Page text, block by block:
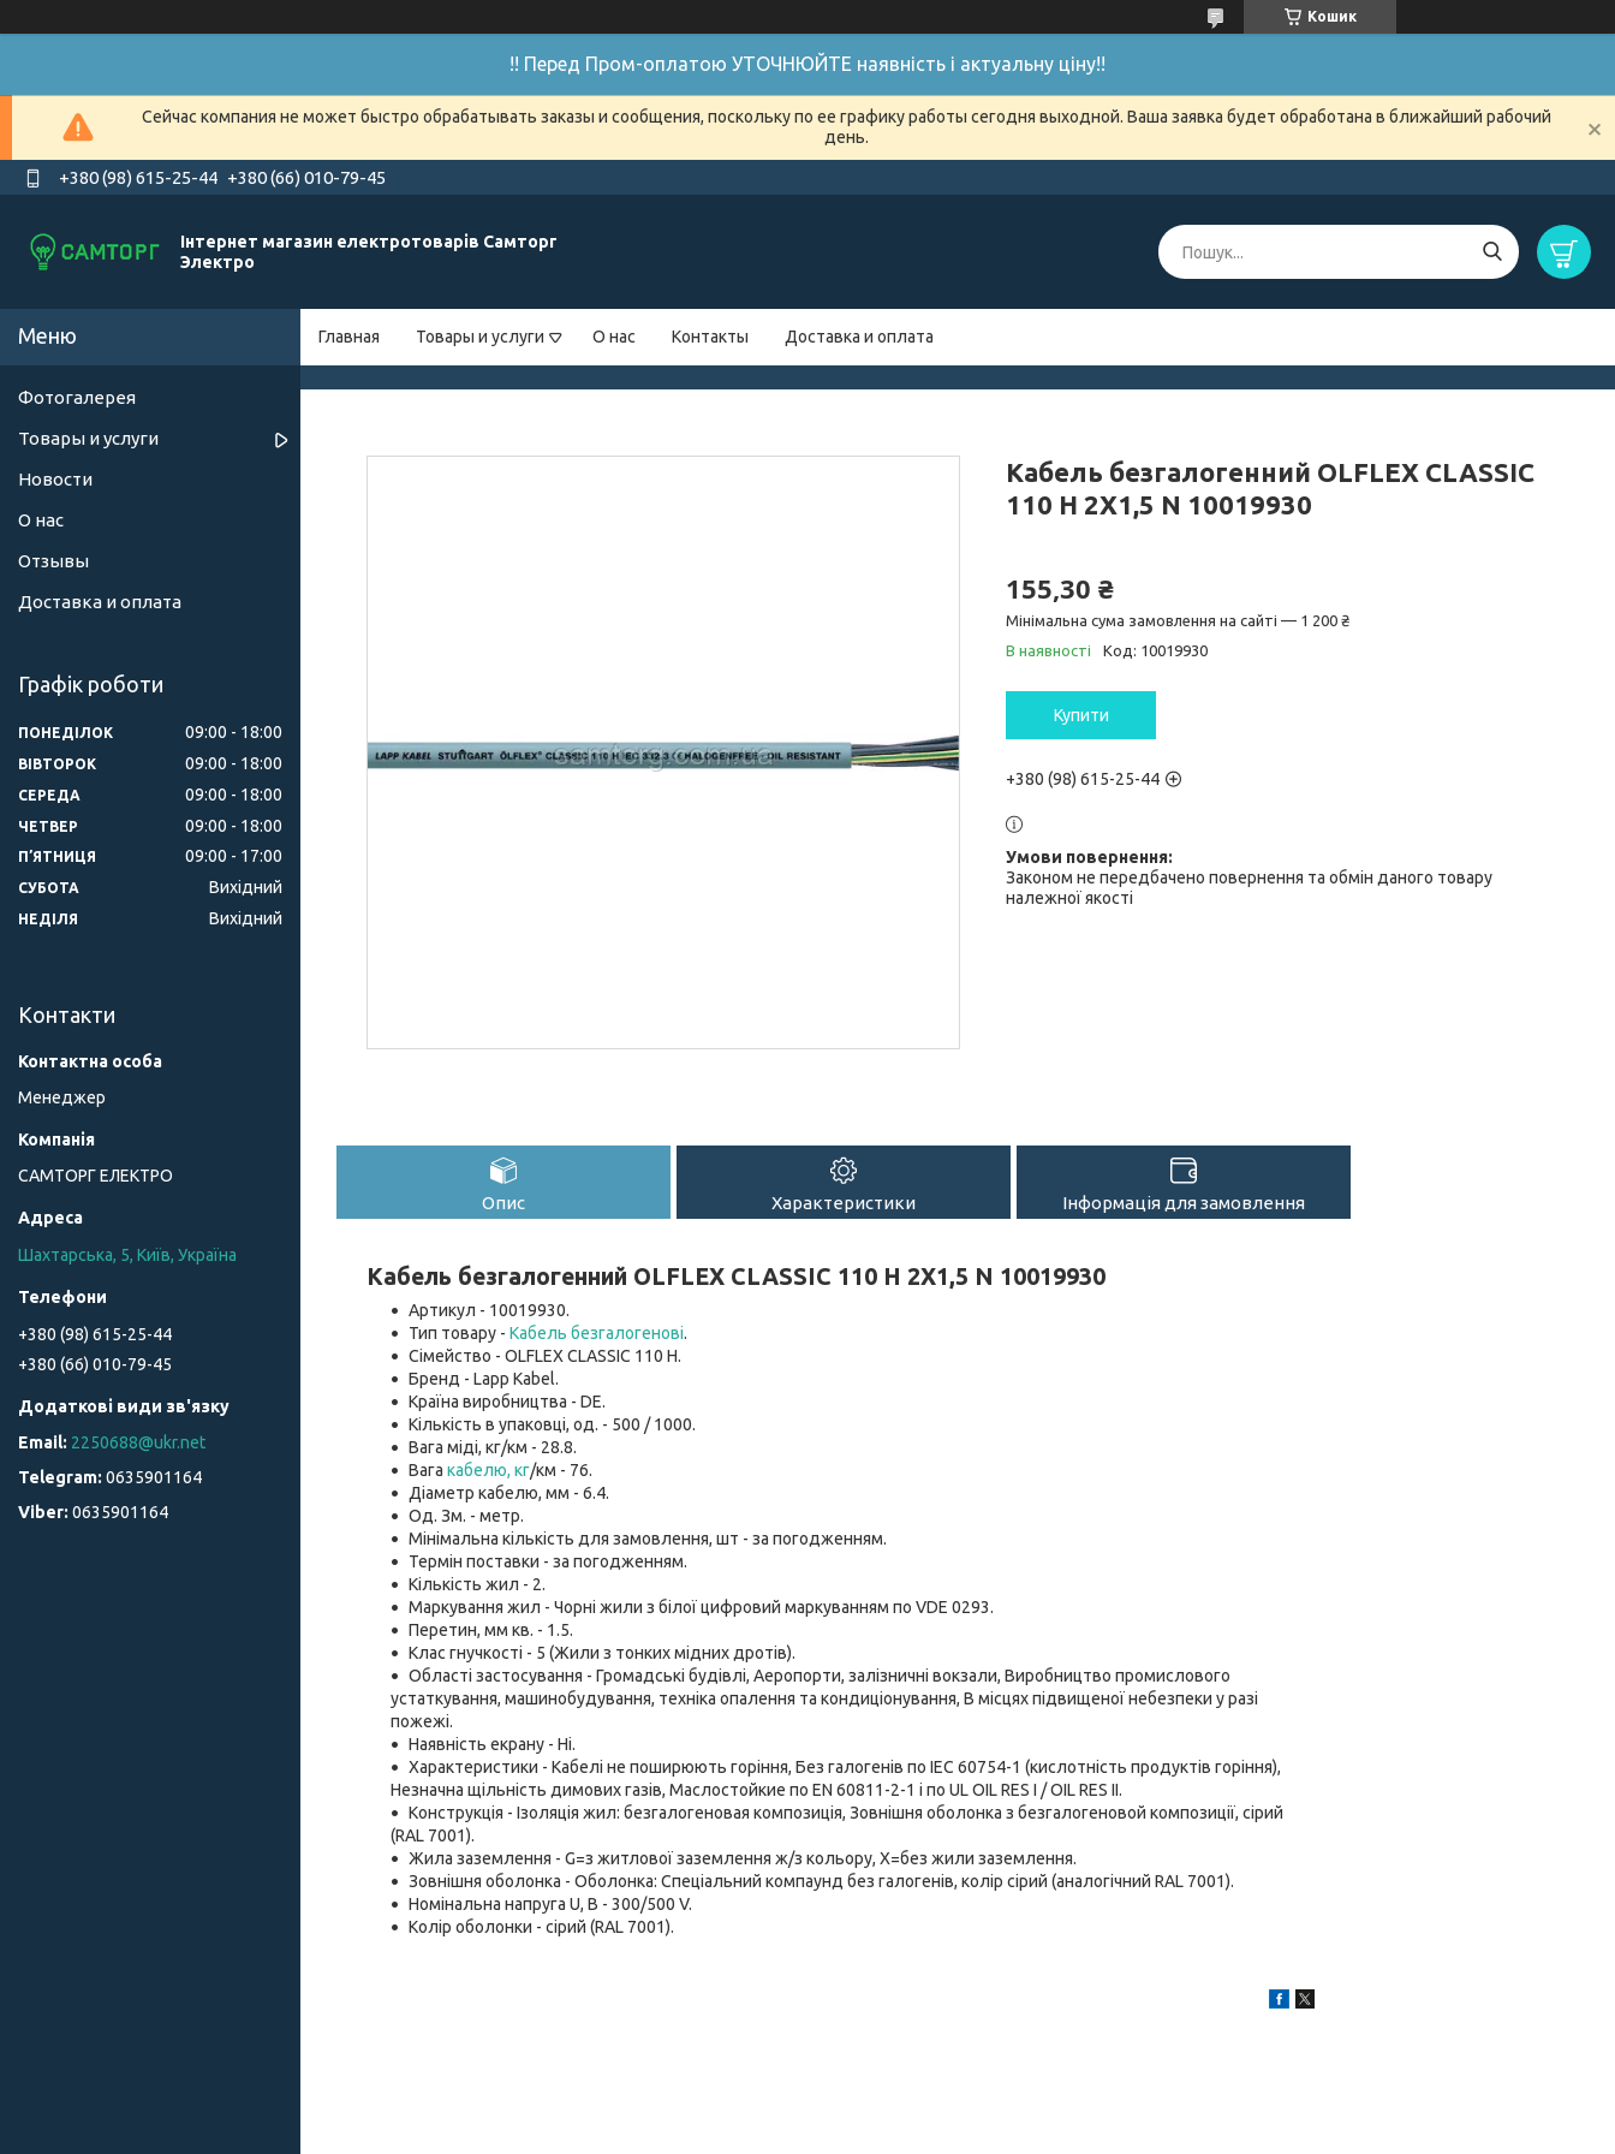
Кошик
!! Перед Пром-оплатою УТОЧНЮЙТЕ наявність і актуальну ціну!!
Сейчас компания не может быстро обрабатывать заказы и сообщения, поскольку по ее графику работы сегодня выходной. Ваша заявка будет обработана в ближайший рабочий
день.
+380 (98) 615-25-44 +380 (66) 010-79-45
Інтернет магазин електротоварів Самторг
Электро
Главная Товары и услуги О нас Контакты Доставка и оплата
Кабель безгалогенний OLFLEX CLASSIC
110 H 2X1,5 N 10019930
155,30 ₴
Мінімальна сума замовлення на сайті — 1 200 ₴
В наявності
Код: 10019930
Купити
+380 (98) 615-25-44
Законом не передбачено повернення та обмін даного товару
належної якості
Опис Характеристики Інформація для замовлення
Кабель безгалогенний OLFLEX CLASSIC 110 H 2X1,5 N 10019930
Артикул - 10019930.
Тип товару - Кабель безгалогенові.
Сімейство - OLFLEX CLASSIC 110 H.
Бренд - Lapp Kabel.
Країна виробництва - DE.
Кількість в упаковці, од. - 500 / 1000.
Вага міді, кг/км - 28.8.
Вага кабелю, кг/км - 76.
Діаметр кабелю, мм - 6.4.
Од. Зм. - метр.
Мінімальна кількість для замовлення, шт - за погодженням.
Термін поставки - за погодженням.
Кількість жил - 2.
Маркування жил - Чорні жили з білої цифровий маркуванням по VDE 0293.
Перетин, мм кв. - 1.5.
Клас гнучкості - 5 (Жили з тонких мідних дротів).
Області застосування - Громадські будівлі, Аеропорти, залізничні вокзали, Виробництво промислового
устаткування, машинобудування, техніка опалення та кондиціонування, В місцях підвищеної небезпеки у разі
пожежі.
Наявність екрану - Ні.
Характеристики - Кабелі не поширюють горіння, Без галогенів по IEC 60754-1 (кислотність продуктів горіння),
Незначна щільність димових газів, Маслостойкие по EN 60811-2-1 і по UL OIL RES I / OIL RES II.
Конструкція - Ізоляція жил: безгалогеновая композиція, Зовнішня оболонка з безгалогеновой композиції, сірий
(RAL 7001).
Жила заземлення - G=з житлової заземлення ж/з кольору, Х=без жили заземлення.
Зовнішня оболонка - Оболонка: Спеціальний компаунд без галогенів, колір сірий (аналогічний RAL 7001).
Номінальна напруга U, В - 300/500 V.
Колір оболонки - сірий (RAL 7001).
Фотогалерея
Товары и услуги
Новости
О нас
Отзывы
Доставка и оплата
Графік роботи
ПОНЕДІЛОК 09:00 18:00
ВІВТОРОК 09:00 18:00
СЕРЕДА 09:00 18:00
ЧЕТВЕР 09:00 18:00
ПʼЯТНИЦЯ 09:00 17:00
СУБОТА Вихідний
НЕДІЛЯ Вихідний
Контакти
Менеджер
САМТОРГ ЕЛЕКТРО
Шахтарська, 5, Київ, Україна
+380 (98) 615-25-44
+380 (66) 010-79-45
2250688@ukr.net
0635901164
0635901164